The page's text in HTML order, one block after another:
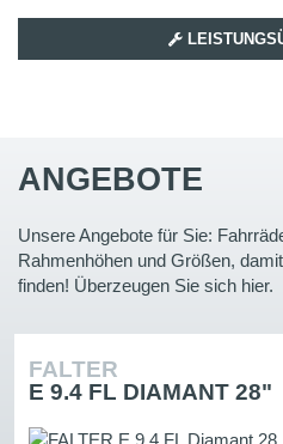
ANGEBOTE
Unsere Angebote für Sie:
Rahmenhöhen und Größen,
finden! Überzeugen Sie sich hier.
FALTER
E 9.4 FL DIAMANT 28"